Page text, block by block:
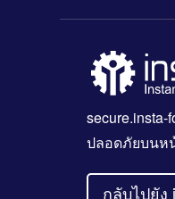
secure.insta-
ปลอดภัยบนห
กลับไปยัง